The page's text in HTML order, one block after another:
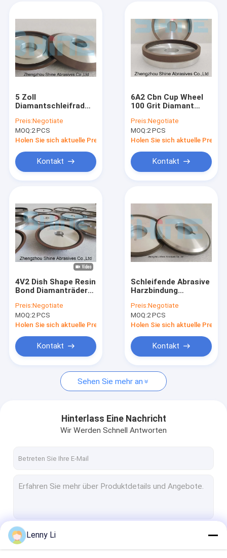
Harz-Bond-Diamanträder
1A1 Diamond Wheel
cbn, der Rad schärft
1A1R Diamond Wheels
Galvanisierter Diamond Wheels
Diamant-Dresswerkzeuge
Verglasungsplatten
Galvanisierter Diamond Tools
5 Zoll
Diamantschleifrad
Schüsselform
Preis:Negotiate
MOQ:2 PCS
Holen Sie sich aktuelle Preis
Kontakt
6A2 Cbn Cup Wheel
100 Grit Diamant
Karbidwerkzeuge
Preis:Negotiate
MOQ:2 PCS
Holen Sie sich aktuelle Preis
Kontakt
4V2 Dish Shape Resin
Bond Diamanträder
Preis:Negotiate
MOQ:2 PCS
Holen Sie sich aktuelle Preis
Kontakt
Schleifende Abrasive
Harzbindung
Schlittschleifen
Preis:Negotiate
MOQ:2 PCS
Holen Sie sich aktuelle Preis
Kontakt
Sehen Sie mehr an
Hinterlass Eine Nachricht
Wir Werden Schnell Antworten
Lenny Li